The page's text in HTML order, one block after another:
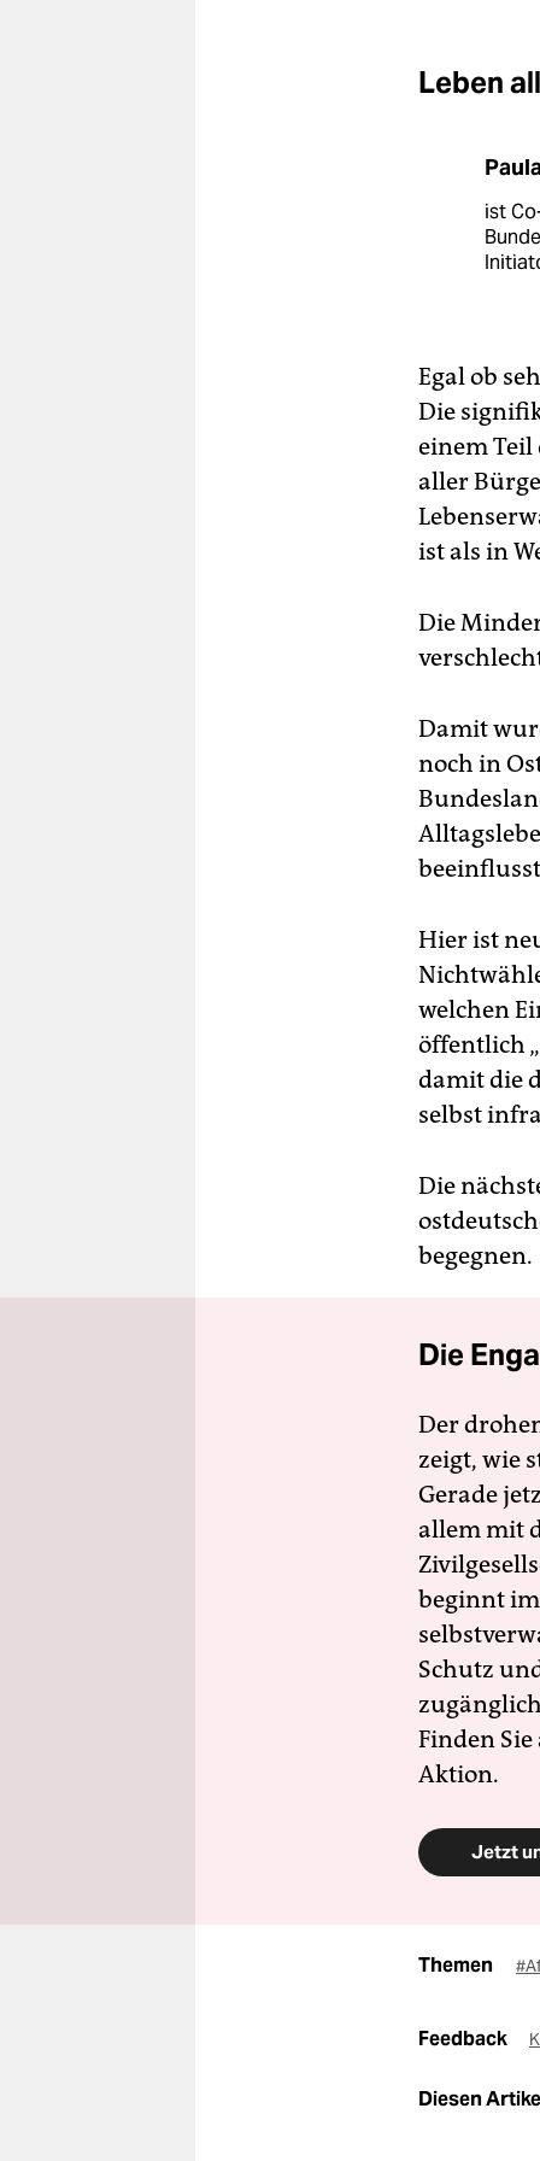
Leben
ist
Egal ob
Die
einem Teil
aller
ist als in
Die
Damit
noch in
Hier ist
welchen
öffentlich
damit die
selbst
Die
begegnen.
Die
Der
zeigt, wie
Gerade
allem mit
beginnt
Schutz
Finden
Aktion.
Jetzt
Themen
Feedback
Diesen